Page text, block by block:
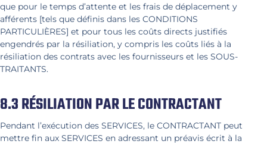
que pour le temps d’attente et les frais de déplacement y
afférents [tels que définis dans les CONDITIONS
PARTICULIÈRES] et pour tous les coûts directs justifiés
engendrés par la résiliation, y compris les coûts liés à la
résiliation des contrats avec les fournisseurs et les SOUS-
TRAITANTS.
8.3 RÉSILIATION PAR LE CONTRACTANT
Pendant l’exécution des SERVICES, le CONTRACTANT peut
mettre fin aux SERVICES en adressant un préavis écrit à la